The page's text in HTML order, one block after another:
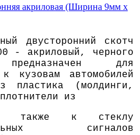
двусторонний скотч
- акриловый, черного
для
к кузовам автомобилей
пластика (молдинги,
из
также к стеклу
сигналов